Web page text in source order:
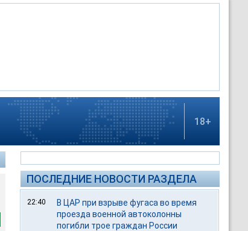
18+
ПОСЛЕДНИЕ НОВОСТИ РАЗДЕЛА
22:40
В ЦАР при взрыве фугаса во время
проезда военной автоколонны
погибли трое граждан России